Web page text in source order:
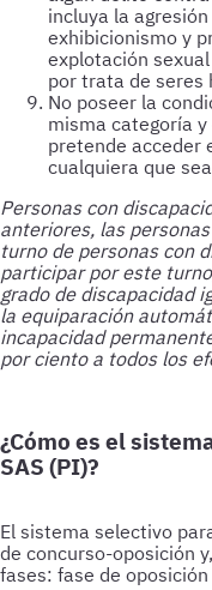
incluya la
exhibicionismo y
explotación
por trata de seres
No poseer la
misma categoría
pretende acceder
cualquiera que
Personas con
anteriores, las
turno de personas con
participar por este
grado de discapacidad
la equiparación
incapacidad
por ciento a todos los
¿Cómo es el
SAS (PI)?
El sistema selectivo
de concurso-oposición
fases: fase de